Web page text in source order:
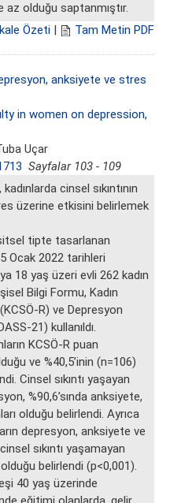
olduğu saptanmıştır.
Özeti | Tam Metin PDF
anksiyete ve stres
in women on depression,
Uçar
Sayfalar 103 - 109
cinsel sıkıntının
üzerine etkisini belirlemek
tipte tasarlanan
Ocak 2022 tarihleri
18 yaş üzeri evli 262 kadın
Bilgi Formu, Kadın
R) ve Depresyon
21) kullanıldı.
KCSÖ-R puan
ve %40,5’inin (n=106)
Cinsel sıkıntı yaşayan
%90,6’sında anksiyete,
olduğu belirlendi. Ayrıca
depresyon, anksiyete ve
sıkıntı yaşamayan
belirlendi (p<0,001).
40 yaş üzerinde